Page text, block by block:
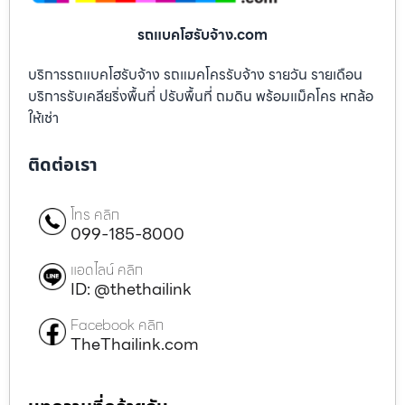
รถแบคโฮรับจ้าง.com
บริการรถแบคโฮรับจ้าง รถแมคโครรับจ้าง รายวัน รายเดือน
บริการรับเคลียริ่งพื้นที่ ปรับพื้นที่ ถมดิน พร้อมแม็คโคร หกล้อ
ให้เช่า
ติดต่อเรา
โทร คลิก
099-185-8000
แอดไลน์ คลิก
ID: @thethailink
Facebook คลิก
TheThailink.com